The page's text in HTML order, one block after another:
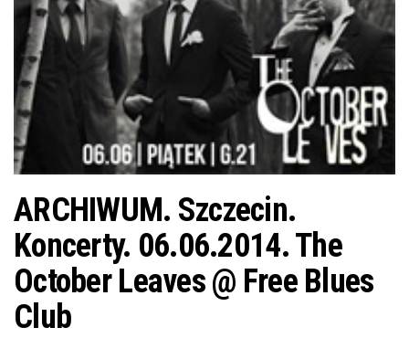
ę
ARCHIWUM. Szczecin.
Koncerty. 06.06.2014. The
October Leaves @ Free Blues
Club